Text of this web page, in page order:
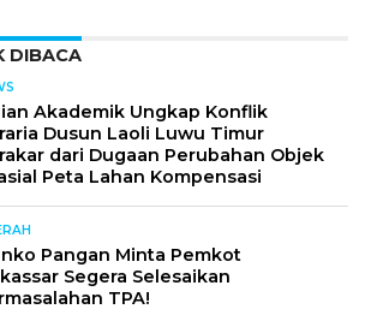
DIBACA
Akademik Ungkap Konflik
Dusun Laoli Luwu Timur
dari Dugaan Perubahan Objek
Peta Lahan Kompensasi
Pangan Minta Pemkot
Segera Selesaikan
TPA!